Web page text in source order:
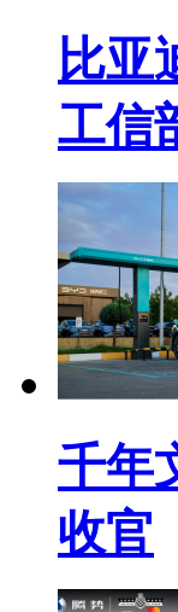
比亚
工信
千年
收官